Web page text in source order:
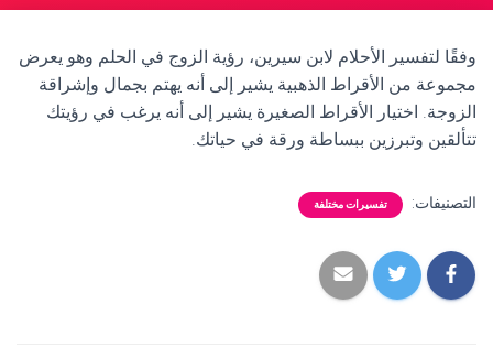
وفقًا لتفسير الأحلام لابن سيرين، رؤية الزوج في الحلم وهو يعرض
مجموعة من الأقراط الذهبية يشير إلى أنه يهتم بجمال وإشراقة
الزوجة. اختيار الأقراط الصغيرة يشير إلى أنه يرغب في رؤيتك
تتألقين وتبرزين ببساطة ورقة في حياتك.
التصنيفات: تفسيرات مختلفة